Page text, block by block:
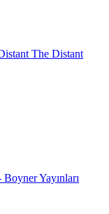
The Distant